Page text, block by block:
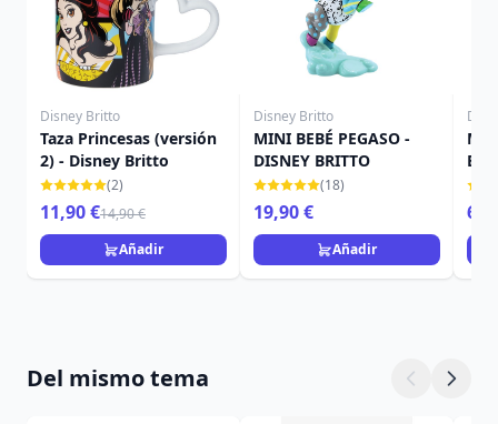
Disney Britto
Taza Princesas (versión
2) - Disney Britto
(2)
11,90 €14,90 €
Añadir
Disney Britto
MINI BEBÉ PEGASO -
DISNEY BRITTO
(18)
19,90 €
Añadir
Del mismo tema